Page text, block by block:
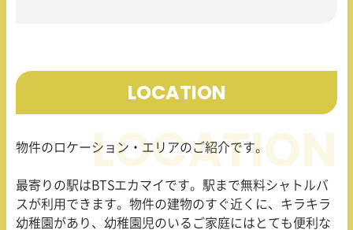
LOCATION
物件のロケーション・エリアのご紹介です。
最寄りの駅はBTSエカマイです。駅まで無料シャトルバ
スが利用できます。物件の建物のすぐ近くに、キラキラ
幼稚園があり、幼稚園児のいるご家庭にはとても便利な